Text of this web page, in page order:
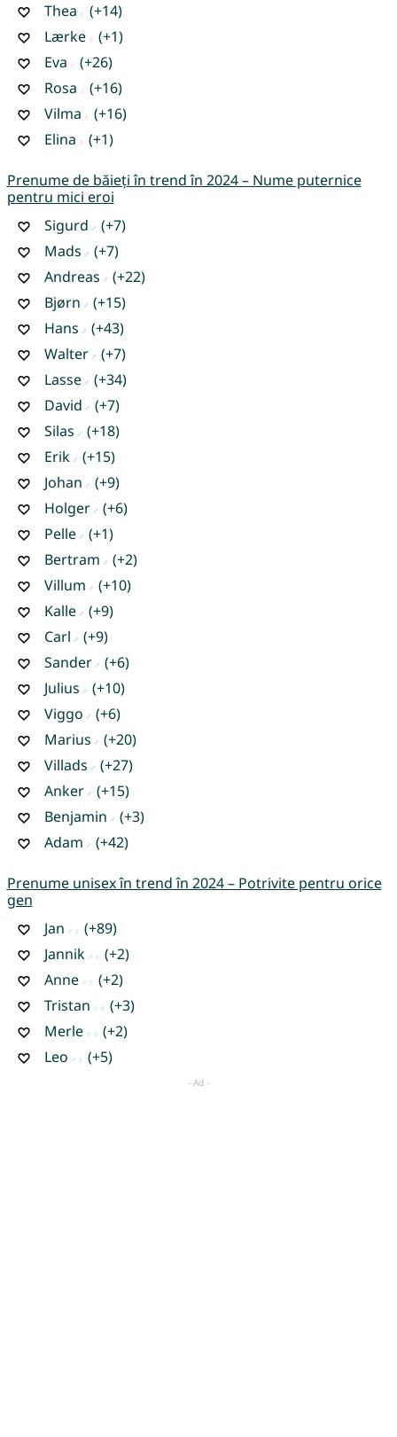
Thea
(+14)
Lærke
(+1)
Eva
(+26)
Rosa
(+16)
Vilma
(+16)
Elina
(+1)
Prenume de băieți în trend în 2024 – Nume puternice
pentru mici eroi
Sigurd
(+7)
Mads
(+7)
Andreas
(+22)
Bjørn
(+15)
Hans
(+43)
Walter
(+7)
Lasse
(+34)
David
(+7)
Silas
(+18)
Erik
(+15)
Johan
(+9)
Holger
(+6)
Pelle
(+1)
Bertram
(+2)
Villum
(+10)
Kalle
(+9)
Carl
(+9)
Sander
(+6)
Julius
(+10)
Viggo
(+6)
Marius
(+20)
Villads
(+27)
Anker
(+15)
Benjamin
(+3)
Adam
(+42)
Prenume unisex în trend în 2024 – Potrivite pentru orice
gen
Jan
(+89)
Jannik
(+2)
Anne
(+2)
Tristan
(+3)
Merle
(+2)
Leo
(+5)